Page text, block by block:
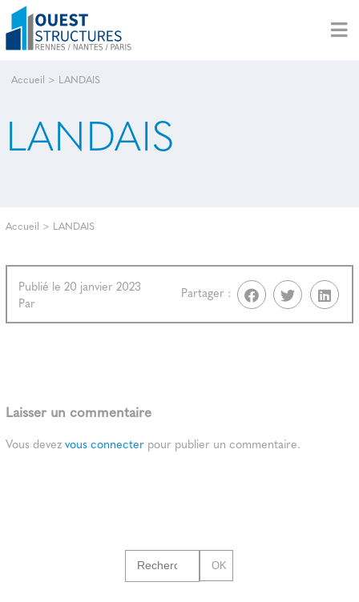
Accueil > LANDAIS
LANDAIS
Accueil > LANDAIS
Publié le 20 janvier 2023
Par
Partager :
Laisser un commentaire
Vous devezvous connecter pour publier un commentaire.
OK